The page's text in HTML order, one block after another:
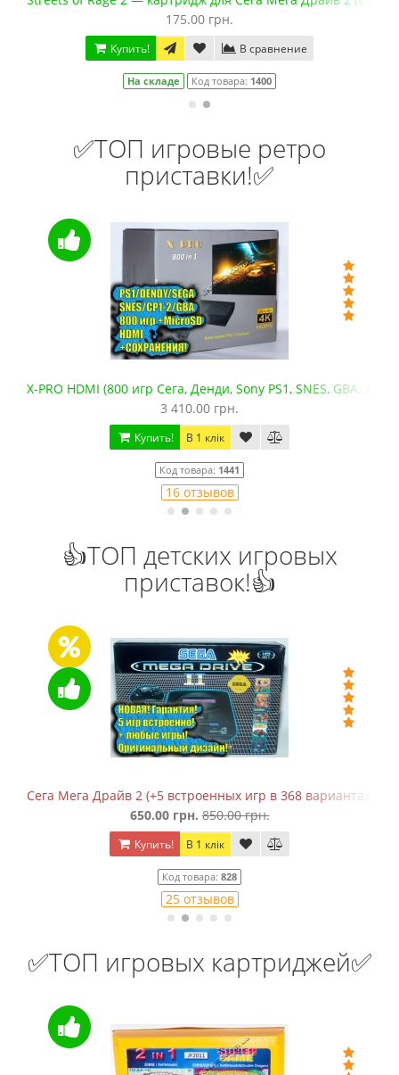
175.00 грн.
Купить! В сравнение
На складе Код товара: 1400
✅ТОП игровые ретро
приставки!✅
X-PRO HDMI (800 игр Сега, Денди, Sony PS1, SNES, GBA.
3 410.00 грн.
Купить! В 1 клік
Код товара: 1441
16 отзывов
👍ТОП детских игровых
приставок!👍
Сега Мега Драйв 2 (+5 встроенных игр в 368 вариантах)
650.00 грн. 850.00 грн.
Купить! В 1 клік
Код товара: 828
25 отзывов
✅ТОП игровых картриджей✅